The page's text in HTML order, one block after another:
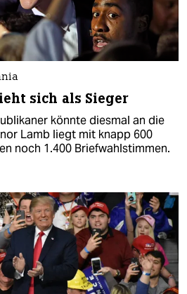
sich als Sieger
könnte diesmal an die
Lamb liegt mit knapp 600
noch 1.400 Briefwahlstimmen.